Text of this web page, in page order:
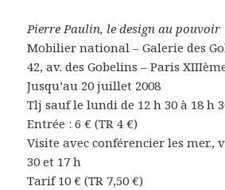
Pierre Paulin, le design au pouvoir
Mobilier national – Galerie des
42, av. des Gobelins – Paris
Jusqu’au 20 juillet 2008
Tlj sauf le lundi de 12 h 30 à 18 h
Entrée : 6 € (TR 4 €)
Visite avec conférencier les mer.,
30 et 17 h
Tarif 10 € (TR 7,50 €)